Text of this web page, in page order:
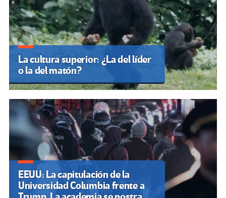
La cultura superior: ¿La del líder
o la del matón?
EEUU: La capitulación de la
Universidad Columbia frente a